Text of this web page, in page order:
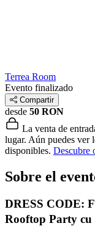
Terrea Room
Evento finalizado
Compartir
desde 50 RON
La venta de
lugar. Aún puedes ver
disponibles. Descubre
Sobre el
DRESS CODE:
Rooftop Party